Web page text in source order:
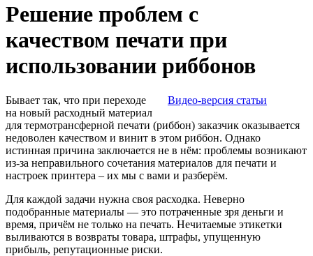
Решение проблем с
качеством печати при
использовании риббонов
Видео-версия статьи
Бывает так, что при переходе
на новый расходный материал
для термотрансферной печати (риббон) заказчик оказывается
недоволен качеством и винит в этом риббон. Однако
истинная причина заключается не в нём: проблемы возникают
из-за неправильного сочетания материалов для печати и
настроек принтера – их мы с вами и разберём.
Для каждой задачи нужна своя расходка. Неверно
подобранные материалы — это потраченные зря деньги и
время, причём не только на печать. Нечитаемые этикетки
выливаются в возвраты товара, штрафы, упущенную
прибыль, репутационные риски.